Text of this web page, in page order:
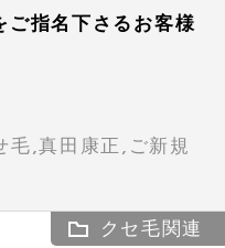
ご指名下さるお客様
,真田康正,ご新規
クセ毛関連